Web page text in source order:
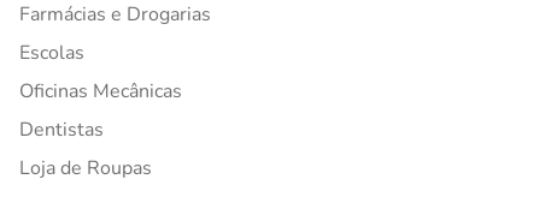
Farmácias e Drogarias
Escolas
Oficinas Mecânicas
Dentistas
Loja de Roupas